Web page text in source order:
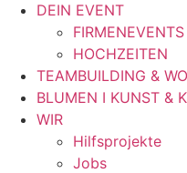
DEIN EVENT
FIRMENEVENTS
HOCHZEITEN
TEAMBUILDING &
BLUMEN I KUNST &
WIR
Hilfsprojekte
Jobs